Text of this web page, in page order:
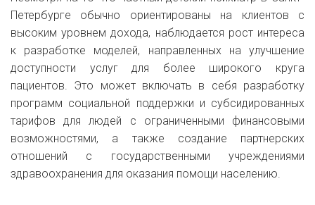
Петербурге обычно ориентированы на клиентов с
высоким уровнем дохода, наблюдается рост интереса
к разработке моделей, направленных на улучшение
доступности услуг для более широкого круга
пациентов. Это может включать в себя разработку
программ социальной поддержки и субсидированных
тарифов для людей с ограниченными финансовыми
возможностями, а также создание партнерских
отношений с государственными учреждениями
здравоохранения для оказания помощи населению.